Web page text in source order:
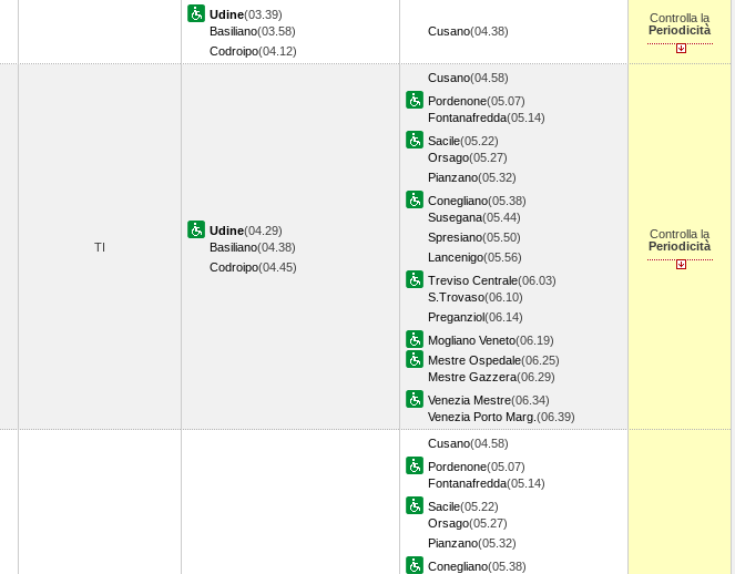
Udine(03.39)
Basiliano(03.58)
Codroipo(04.12)
Cusano(04.38)
Controlla la
Periodicità
TI
Udine(04.29)
Basiliano(04.38)
Codroipo(04.45)
Cusano(04.58)
Pordenone(05.07)
Fontanafredda(05.14)
Sacile(05.22)
Orsago(05.27)
Pianzano(05.32)
Conegliano(05.38)
Susegana(05.44)
Spresiano(05.50)
Lancenigo(05.56)
Treviso Centrale(06.03)
S.Trovaso(06.10)
Preganziol(06.14)
Mogliano Veneto(06.19)
Mestre Ospedale(06.25)
Mestre Gazzera(06.29)
Venezia Mestre(06.34)
Venezia Porto Marg. (06.39)
Controlla la
Periodicità
Cusano(04.58)
Pordenone(05.07)
Fontanafredda(05.14)
Sacile(05.22)
Orsago(05.27)
Pianzano(05.32)
Conegliano(05.38)